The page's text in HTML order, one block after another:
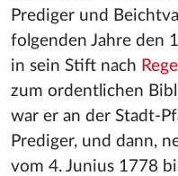
Prediger und
folgenden Jahre den
in sein Stift nach
zum ordentlichen
war er an der Stadt-
Prediger, und dann,
vom 4. Junius 1778